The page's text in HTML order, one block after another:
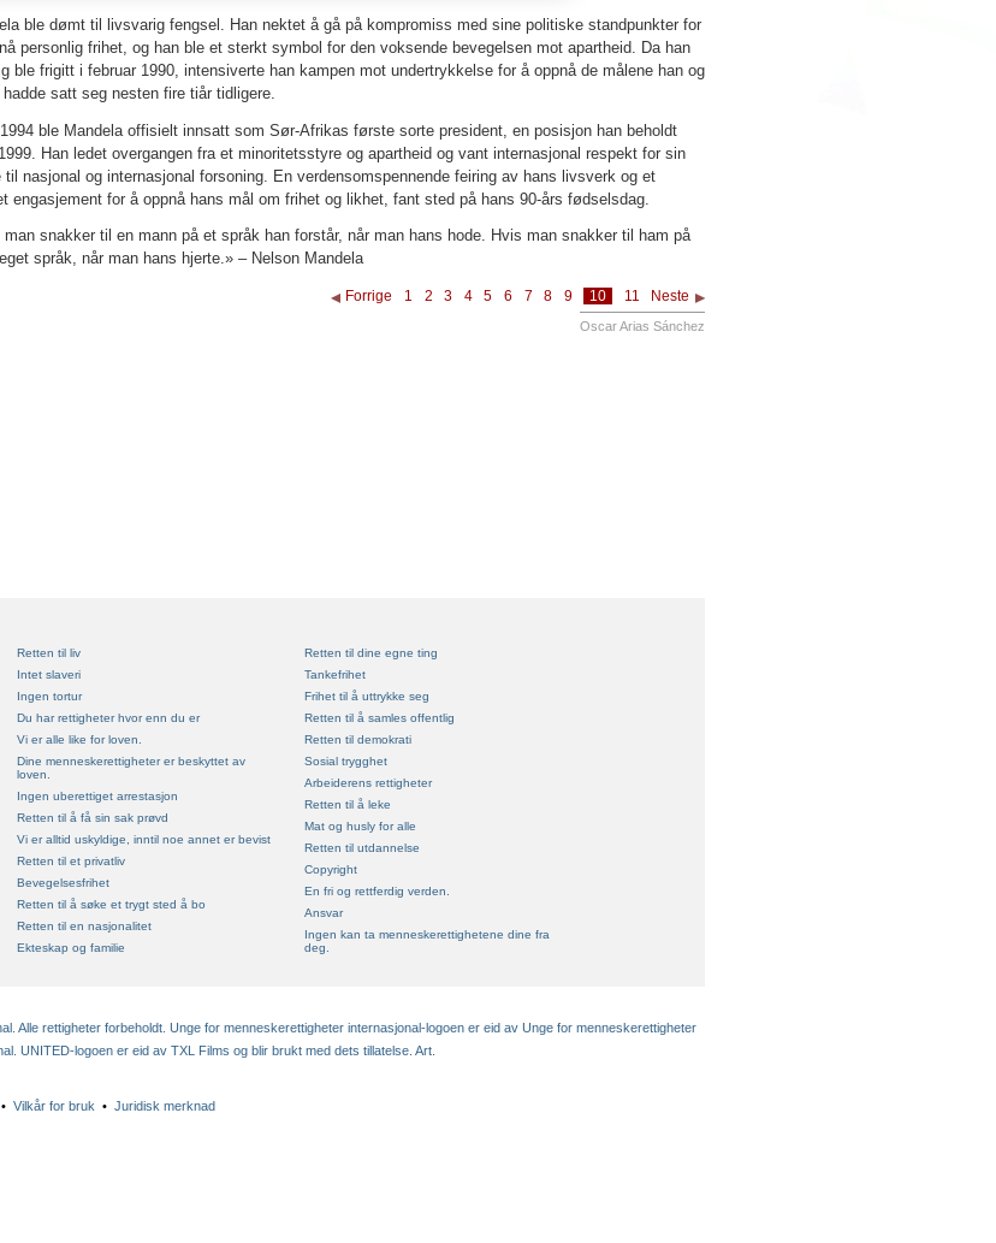
ble dømt til livsvarig fengsel. Han nektet å gå på kompromiss med sine politiske standpunkter for
personlig frihet, og han ble et sterkt symbol for den voksende bevegelsen mot apartheid. Da han
ble frigitt i februar 1990, intensiverte han kampen mot undertrykkelse for å oppnå de målene han og
hadde satt seg nesten fire tiår tidligere.
ble Mandela offisielt innsatt som Sør-Afrikas første sorte president, en posisjon han beholdt
Han ledet overgangen fra et minoritetsstyre og apartheid og vant internasjonal respekt for sin
nasjonal og internasjonal forsoning. En verdensomspennende feiring av hans livsverk og et
engasjement for å oppnå hans mål om frihet og likhet, fant sted på hans 90-års fødselsdag.
man snakker til en mann på et språk han forstår, når man hans hode. Hvis man snakker til ham på
språk, når man hans hjerte.» – Nelson Mandela
Forrige 1 2 3 4 5 6 7 8 9 10 11 Neste
Oscar Arias Sánchez
Retten til liv
Intet slaveri
Ingen tortur
Du har rettigheter hvor enn du er
Vi er alle like for loven.
Dine menneskerettigheter er beskyttet av
loven.
Ingen uberettiget arrestasjon
Retten til å få sin sak prøvd
Vi er alltid uskyldige, inntil noe annet er bevist
Retten til et privatliv
Bevegelsesfrihet
Retten til å søke et trygt sted å bo
Retten til en nasjonalitet
Ekteskap og familie
Retten til dine egne ting
Tankefrihet
Frihet til å uttrykke seg
Retten til å samles offentlig
Retten til demokrati
Sosial trygghet
Arbeiderens rettigheter
Retten til å leke
Mat og husly for alle
Retten til utdannelse
Copyright
En fri og rettferdig verden.
Ansvar
Ingen kan ta menneskerettighetene dine fra
deg.
Alle rettigheter forbeholdt. Unge for menneskerettigheter internasjonal-logoen er eid av Unge for menneskerettigheter
UNITED-logoen er eid av TXL Films og blir brukt med dets tillatelse. Art.
• Vilkår for bruk • Juridisk merknad